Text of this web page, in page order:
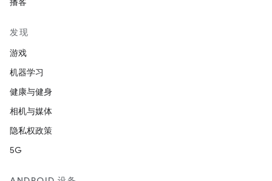
发现
游戏
机器学习
健康与健身
相机与媒体
隐私权政策
5G